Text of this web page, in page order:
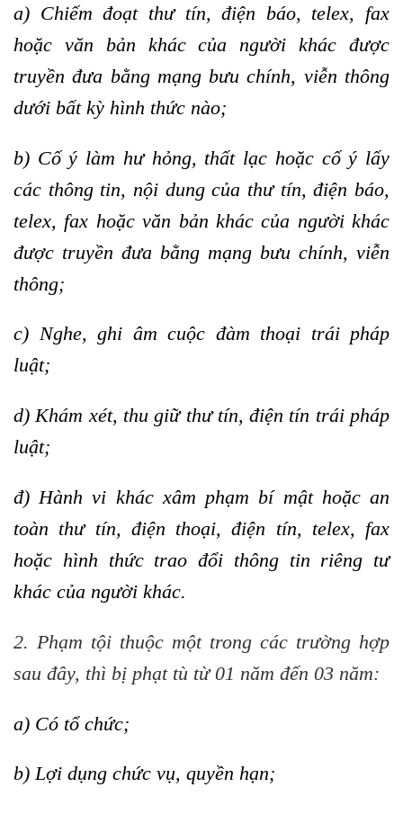
a) Chiếm đoạt thư tín, điện báo, telex, fax
hoặc văn bản khác của người khác được
truyền đưa bằng mạng bưu chính, viễn thông
dưới bất kỳ hình thức nào;
b) Cố ý làm hư hỏng, thất lạc hoặc cố ý lấy
các thông tin, nội dung của thư tín, điện báo,
telex, fax hoặc văn bản khác của người khác
được truyền đưa bằng mạng bưu chính, viễn
thông;
c) Nghe, ghi âm cuộc đàm thoại trái pháp
luật;
d) Khám xét, thu giữ thư tín, điện tín trái pháp
luật;
đ) Hành vi khác xâm phạm bí mật hoặc an
toàn thư tín, điện thoại, điện tín, telex, fax
hoặc hình thức trao đổi thông tin riêng tư
khác của người khác.
2. Phạm tội thuộc một trong các trường hợp
sau đây, thì bị phạt tù từ 01 năm đến 03 năm:
a) Có tổ chức;
b) Lợi dụng chức vụ, quyền hạn;